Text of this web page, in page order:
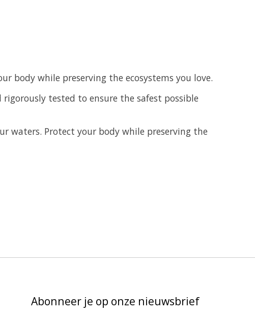
body while preserving the ecosystems you love.
rigorously tested to ensure the safest possible
waters. Protect your body while preserving the
Abonneer je op onze nieuwsbrief